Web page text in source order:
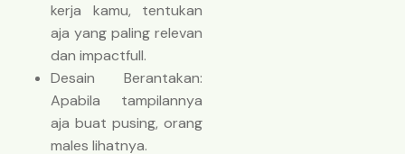
kerja kamu, tentukan
aja yang paling relevan
dan impactfull.
Desain Berantakan:
Apabila tampilannya
aja buat pusing, orang
males lihatnya.